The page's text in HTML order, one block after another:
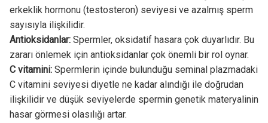
erkeklik hormonu (testosteron) seviyesi ve azalmış sperm
sayısıyla ilişkilidir.
Antioksidanlar:Spermler, oksidatif hasara çok duyarlıdır. Bu
zararı önlemek için antioksidanlar çok önemli bir rol oynar.
C vitamini: Spermlerin içinde bulunduğu seminal plazmadaki
C vitamini seviyesi diyetle ne kadar alındığı ile doğrudan
ilişkilidir ve düşük seviyelerde spermin genetik materyalinin
hasar görmesi olasılığı artar.